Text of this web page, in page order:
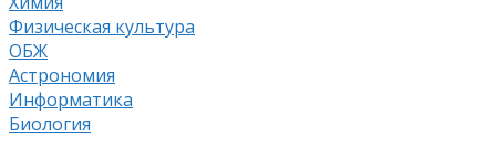
Физическая культура
ОБЖ
Астрономия
Информатика
Биология